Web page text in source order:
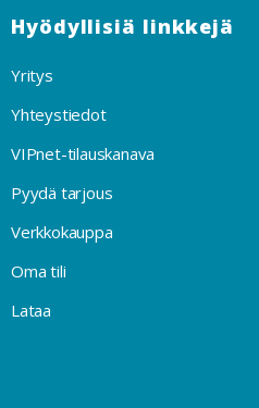
Hyödyllisiä linkkejä
Yritys
Yhteystiedot
VIPnet-tilauskanava
Pyydä tarjous
Verkkokauppa
Oma tili
Lataa